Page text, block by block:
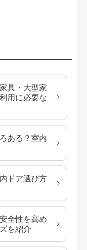
具・大型家
用に必要な
ある？室内
ドア選び方
全性を高め
を紹介